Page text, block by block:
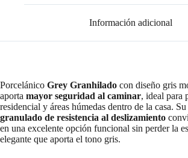
Información adicional
Porcelánico Grey Granhilado con diseño gris
aporta mayor seguridad al caminar, ideal para
residencial y áreas húmedas dentro de la casa.
granulado de resistencia al deslizamiento
en una excelente opción funcional sin perder la
elegante que aporta el tono gris.